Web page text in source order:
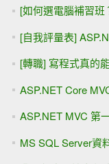
[如何選電腦補習班
[自我評量表]
[轉職] 寫程式真的
ASP.NET Core
ASP.NET MVC 第
MS SQL Server資